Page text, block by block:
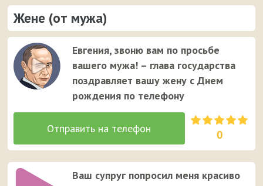
Жене (от мужа)
Евгения, звоню вам по просьбе
вашего мужа! – глава государства
поздравляет вашу жену с Днем
рождения по телефону
0
Ваш супруг попросил меня красиво